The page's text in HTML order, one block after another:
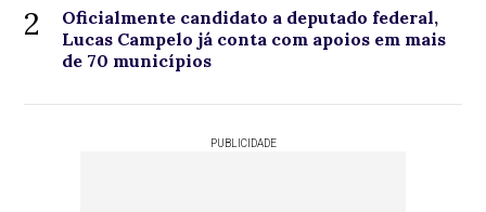
2
Oficialmente candidato a deputado federal,
Lucas Campelo já conta com apoios em mais
de 70 municípios
PUBLICIDADE